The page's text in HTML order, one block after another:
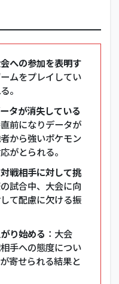
への参加を表明す
ムをプレイしてい
。
タが消失している
前になりデータが
から強いポケモン
がとられる。
戦相手に対して挑
の試合中、大会に向
て配慮に欠ける振
り始める ：大会
手への態度につい
寄せられる結果と